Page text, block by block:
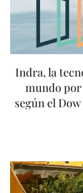
Indra, la
mundo
según el